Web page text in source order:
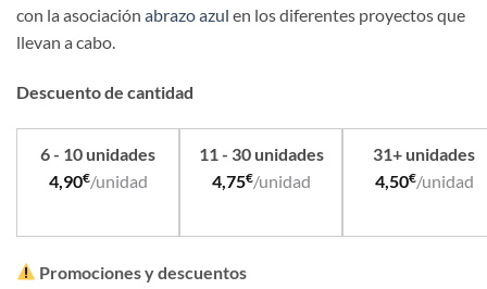
con la asociación abrazo azul en los diferentes proyectos que
llevan a cabo.
Descuento de cantidad
6 - 10 unidades
4,90€/unidad
11 - 30 unidades
4,75€/unidad
31+ unidades
4,50€/unidad
Promociones y descuentos